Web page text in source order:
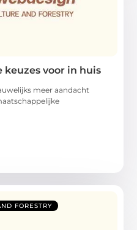
keuzes voor in huis
meer aandacht
FORESTRY